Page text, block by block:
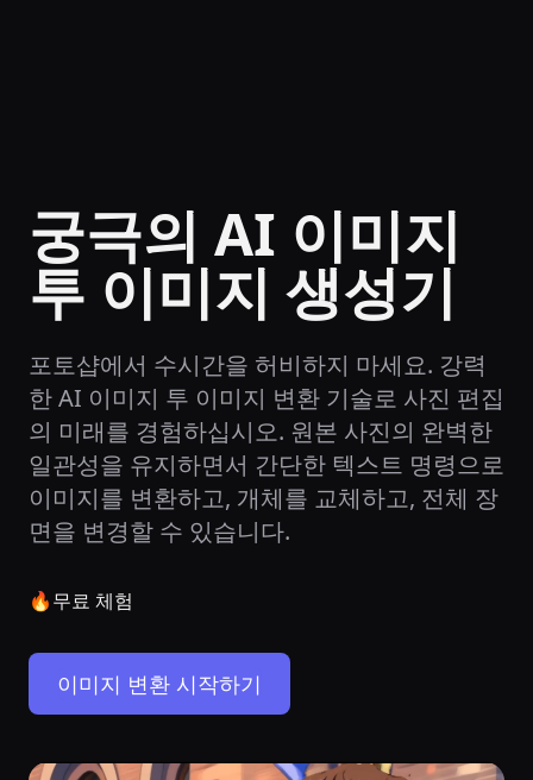
궁극의 AI 이미지
투 이미지 생성기
포토샵에서 수시간을 허비하지 마세요. 강력
한 AI 이미지 투 이미지 변환 기술로 사진 편집
의 미래를 경험하십시오. 원본 사진의 완벽한
일관성을 유지하면서 간단한 텍스트 명령으로
이미지를 변환하고, 개체를 교체하고, 전체 장
면을 변경할 수 있습니다.
🔥무료 체험